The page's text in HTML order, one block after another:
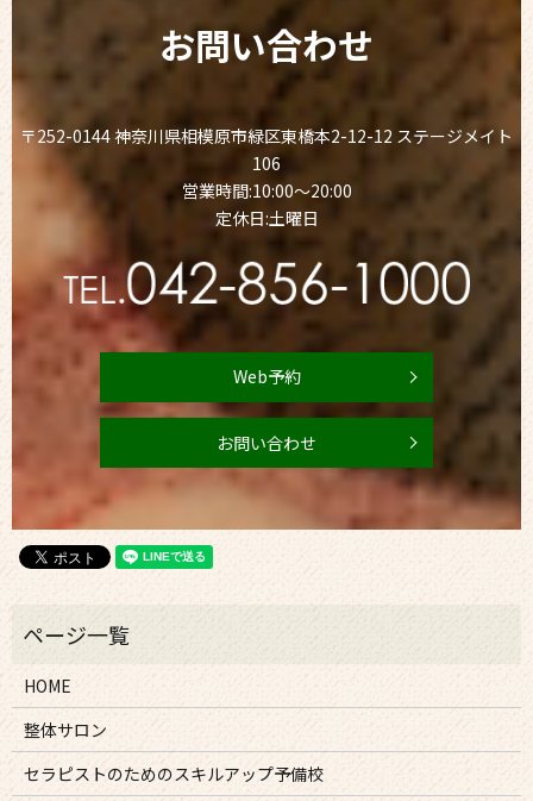
お問い合わせ
〒252-0144 神奈川県相模原市緑区東橋本2-12-12 ステージメイト
106
営業時間:10:00～20:00
定休日:土曜日
Web予約
お問い合わせ
HOME
整体サロン
セラピストのためのスキルアップ予備校